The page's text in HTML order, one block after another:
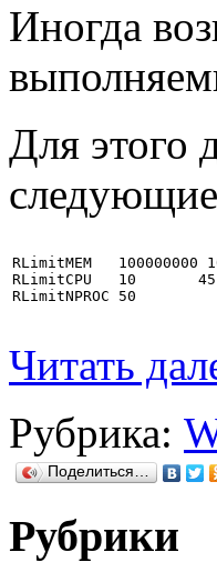
Иногда
Для этого
RLimitMEM 100000000
RLimitCPU 10
45
RLimitNPROC 50
Читать
Рубрика:
Поделиться…
Рубрики